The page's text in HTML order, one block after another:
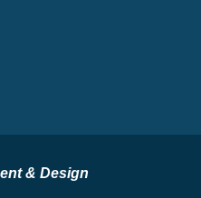
& Design